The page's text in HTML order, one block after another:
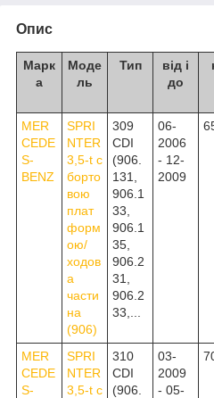
Опис
Марк
а
Моде
ль
Тип
від і
до
MER
CEDE
S-
BENZ
SPRI
NTER
3,5-t c
борто
вою
плат
форм
ою/
ходов
а
части
на
(906)
309
CDI
(906.
131,
906.1
33,
906.1
35,
906.2
31,
906.2
33,...
06-
2006
- 12-
2009
MER
CEDE
S-
SPRI
NTER
3,5-t c
310
CDI
(906.
03-
2009
- 05-